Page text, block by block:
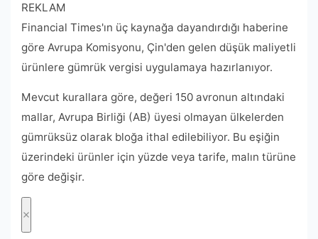
REKLAM
Financial Times'ın üç kaynağa dayandırdığı haberine
göre Avrupa Komisyonu, Çin'den gelen düşük maliyetli
ürünlere gümrük vergisi uygulamaya hazırlanıyor.
Mevcut kurallara göre, değeri 150 avronun altındaki
mallar, Avrupa Birliği (AB) üyesi olmayan ülkelerden
gümrüksüz olarak bloğa ithal edilebiliyor. Bu eşiğin
üzerindeki ürünler için yüzde veya tarife, malın türüne
göre değişir.